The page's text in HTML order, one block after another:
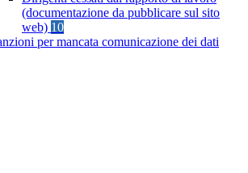
(documentazione da pubblicare sul sito
web) 10
per mancata comunicazione dei dati